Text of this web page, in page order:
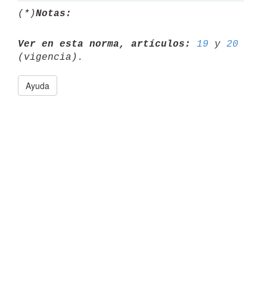
(*)Notas:
Ver en esta norma, artículos: 19 y 20
Ayuda